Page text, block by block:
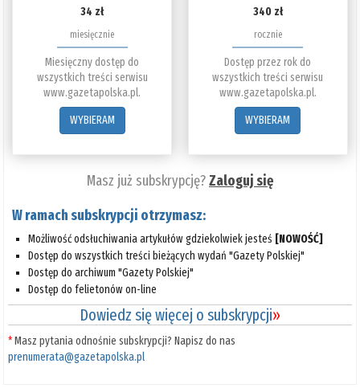
34 zł
miesięcznie
Miesięczny dostęp do
wszystkich treści serwisu
www.gazetapolska.pl.
WYBIERAM
340 zł
rocznie
Dostęp przez rok do
wszystkich treści serwisu
www.gazetapolska.pl.
WYBIERAM
Masz już subskrypcję?Zaloguj się
W ramach subskrypcji otrzymasz:
Możliwość odsłuchiwania artykułów gdziekolwiek jesteś [NOWOŚĆ]
Dostęp do wszystkich treści bieżących wydań "Gazety Polskiej"
Dostęp do archiwum "Gazety Polskiej"
Dostęp do felietonów on-line
Dowiedz się więcej o subskrypcji»
*Masz pytania odnośnie subskrypcji? Napisz do nas
prenumerata@gazetapolska.pl